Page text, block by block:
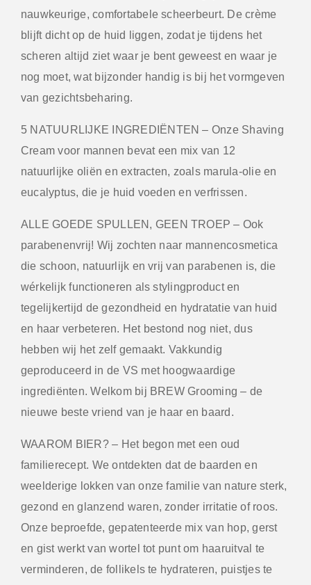
nauwkeurige, comfortabele scheerbeurt. De crème
blijft dicht op de huid liggen, zodat je tijdens het
scheren altijd ziet waar je bent geweest en waar je
nog moet, wat bijzonder handig is bij het vormgeven
van gezichtsbeharing.
5 NATUURLIJKE INGREDIËNTEN – Onze Shaving
Cream voor mannen bevat een mix van 12
natuurlijke oliën en extracten, zoals marula-olie en
eucalyptus, die je huid voeden en verfrissen.
ALLE GOEDE SPULLEN, GEEN TROEP – Ook
parabenen­vrij! Wij zochten naar mannencosmetica
die schoon, natuurlijk en vrij van parabenen is, die
wérkelijk functioneren als stylingproduct en
tegelijkertijd de gezondheid en hydratatie van huid
en haar verbeteren. Het bestond nog niet, dus
hebben wij het zelf gemaakt. Vakkundig
geproduceerd in de VS met hoogwaardige
ingrediënten. Welkom bij BREW Grooming – de
nieuwe beste vriend van je haar en baard.
WAAROM BIER?– Het begon met een oud
familierecept. We ontdekten dat de baarden en
weelderige lokken van onze familie van nature sterk,
gezond en glanzend waren, zonder irritatie of roos.
Onze beproefde, gepatenteerde mix van hop, gerst
en gist werkt van wortel tot punt om haaruitval te
verminderen, de follikels te hydrateren, puistjes te